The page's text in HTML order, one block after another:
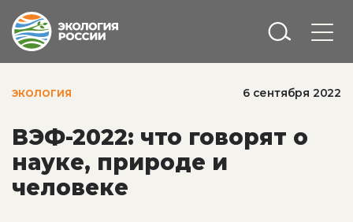
ЭКОЛОГИЯ 6 сентября 2022
ВЭФ-2022: что говорят о
науке, природе и
человеке